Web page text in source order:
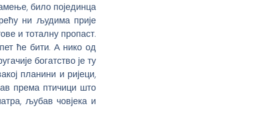
било појединца
ни људима прије
и тоталну пропаст.
ће бити. А нико од
богатство је ту
планини и ријеци,
према птичици што
љубав човјека и